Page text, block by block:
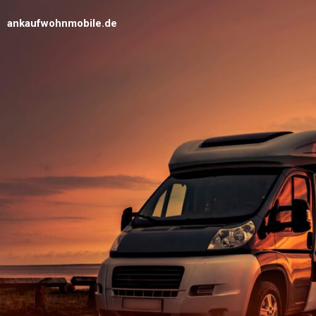
ankaufwohnmobile.de